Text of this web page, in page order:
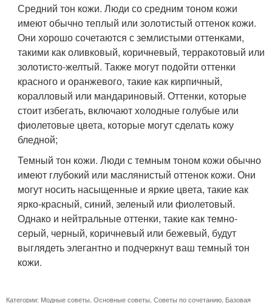
Средний тон кожи. Люди со средним тоном кожи
имеют обычно теплый или золотистый оттенок кожи.
Они хорошо сочетаются с землистыми оттенками,
такими как оливковый, коричневый, терракотовый или
золотисто-желтый. Также могут подойти оттенки
красного и оранжевого, такие как кирпичный,
коралловый или мандариновый. Оттенки, которые
стоит избегать, включают холодные голубые или
фиолетовые цвета, которые могут сделать кожу
бледной;
Темный тон кожи. Люди с темным тоном кожи обычно
имеют глубокий или маслянистый оттенок кожи. Они
могут носить насыщенные и яркие цвета, такие как
ярко-красный, синий, зеленый или фиолетовый.
Однако и нейтральные оттенки, такие как темно-
серый, черный, коричневый или бежевый, будут
выглядеть элегантно и подчеркнут ваш темный тон
кожи.
Категории: Модные советы Основные советы Советы по сочетанию Базовая